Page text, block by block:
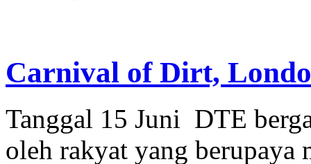
Carnival of Dirt,
Tanggal 15 Juni DTE
oleh rakyat yang